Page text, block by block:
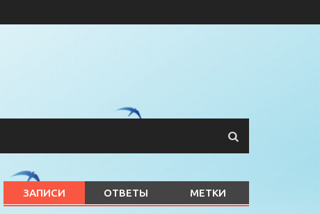
ЗАПИСИ ОТВЕТЫ МЕТКИ